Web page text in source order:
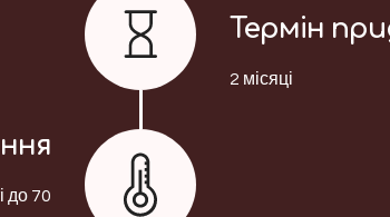
Термін
2 місяці
до 70